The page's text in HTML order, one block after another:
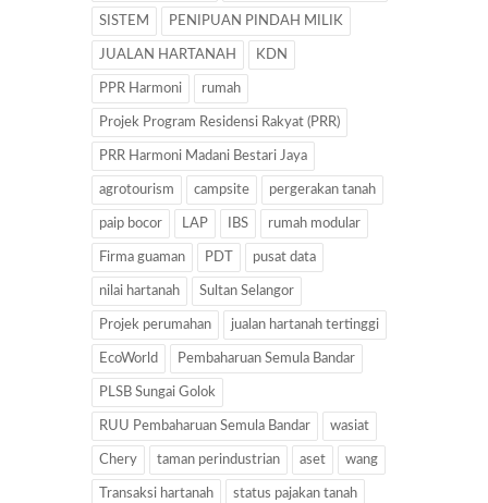
SISTEM PENIPUAN PINDAH MILIK
JUALAN HARTANAH KDN
PPR Harmoni rumah
Projek Program Residensi Rakyat (PRR)
PRR Harmoni Madani Bestari Jaya
agrotourism campsite pergerakan tanah
paip bocor LAP IBS rumah modular
Firma guaman PDT pusat data
nilai hartanah Sultan Selangor
Projek perumahan jualan hartanah tertinggi
EcoWorld Pembaharuan Semula Bandar
PLSB Sungai Golok
RUU Pembaharuan Semula Bandar wasiat
Chery taman perindustrian aset wang
Transaksi hartanah status pajakan tanah